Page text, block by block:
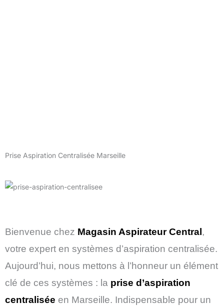
Prise Aspiration Centralisée Marseille
Bienvenue chez Magasin Aspirateur Central ,
votre expert en systèmes d’aspiration centralisée.
Aujourd’hui, nous mettons à l’honneur un élément
clé de ces systèmes : la prise d’aspiration
centralisée en Marseille. Indispensable pour un